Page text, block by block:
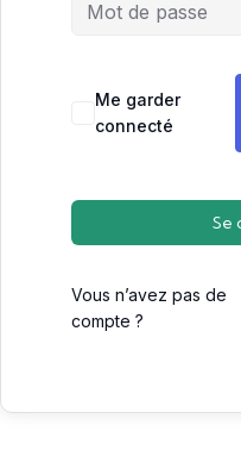
Me garder
connecté
Se
Vous n’avez pas de
compte ?